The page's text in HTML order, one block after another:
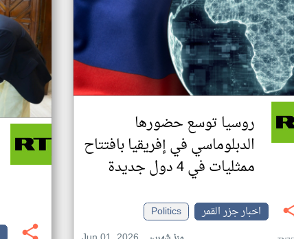
روسيا توسع حضورها
الدبلوماسي في إفريقيا بافتتاح
ممثليات في 4 دول جديدة
اخبار جزر القمر
Politics